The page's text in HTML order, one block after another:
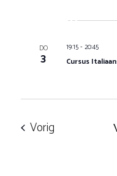
Dec 2026
DO
3
19:15- 20:45
Cursus
VorigEvenementen